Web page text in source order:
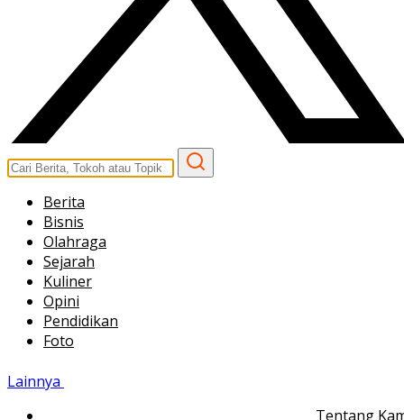
Berita
Bisnis
Olahraga
Sejarah
Kuliner
Opini
Pendidikan
Foto
Lainnya
Tentang